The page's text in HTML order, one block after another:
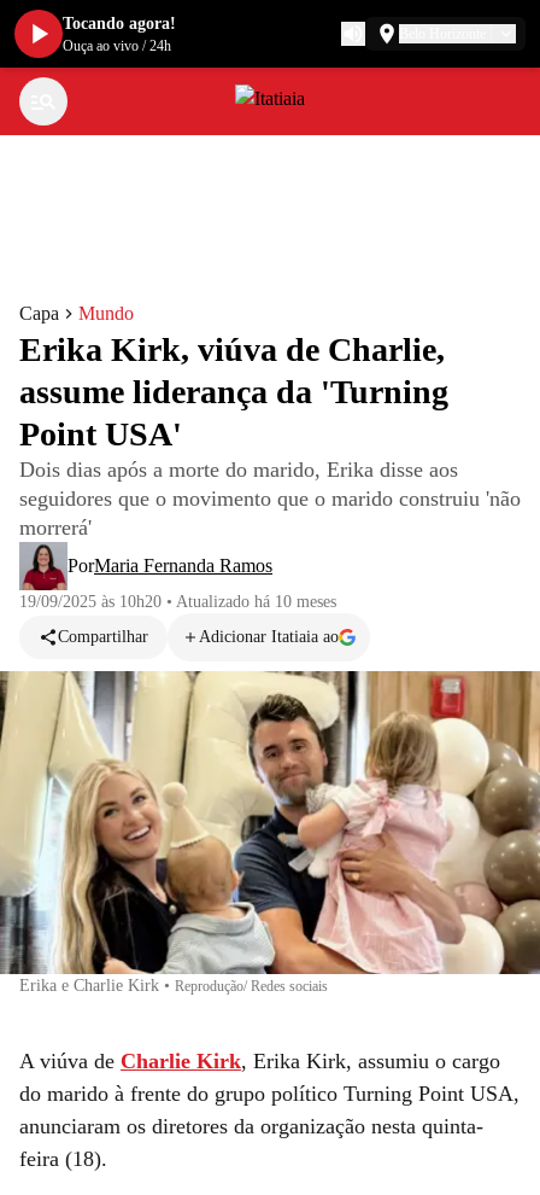
Capa Mundo
Erika Kirk, viúva de Charlie,
assume liderança da 'Turning
Point USA'
Dois dias após a morte do marido, Erika disse aos
seguidores que o movimento que o marido construiu 'não
morrerá'
PorMaria Fernanda Ramos
19/09/2025 às 10h20 • Atualizado há 10 meses
Compartilhar
Adicionar Itatiaia ao
Erika e Charlie Kirk • Reprodução/ Redes sociais
A viúva de Charlie Kirk, Erika Kirk, assumiu o cargo
do marido à frente do grupo político Turning Point USA,
anunciaram os diretores da organização nesta quinta-
feira (18).
Tocando agora!
Ouça ao vivo /24h